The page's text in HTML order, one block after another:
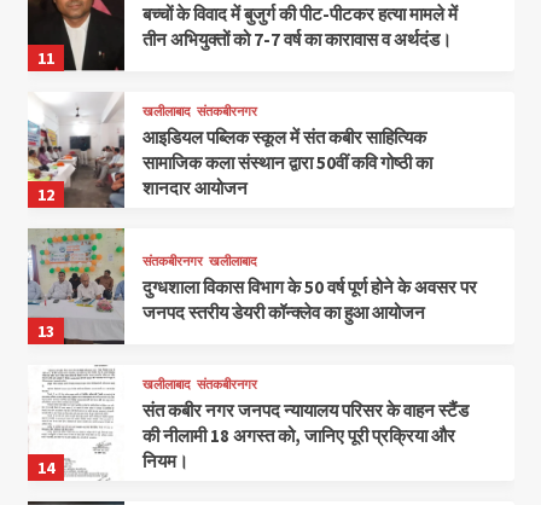
11
बच्चों के विवाद में बुजुर्ग की पीट-पीटकर हत्या मामले में
तीन अभियुक्तों को 7-7 वर्ष का कारावास व अर्थदंड।
12
खलीलाबाद संतकबीरनगर
आइडियल पब्लिक स्कूल में संत कबीर साहित्यिक
सामाजिक कला संस्थान द्वारा 50वीं कवि गोष्ठी का
शानदार आयोजन
13
संतकबीरनगर खलीलाबाद
दुग्धशाला विकास विभाग के 50 वर्ष पूर्ण होने के अवसर पर
जनपद स्तरीय डेयरी कॉन्क्लेव का हुआ आयोजन
14
खलीलाबाद संतकबीरनगर
संत कबीर नगर जनपद न्यायालय परिसर के वाहन स्टैंड
की नीलामी 18 अगस्त को, जानिए पूरी प्रक्रिया और
नियम।